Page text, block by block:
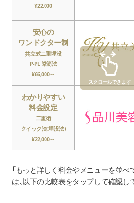
¥22,000
安心の
ワンドクター制
共立式二重埋没
P-PL 挙筋法
¥66,000～
わかりやすい
料金設定
二重術
クイック法(埋没法)
¥22,000～
スクロールできます
「もっと詳しく料金やメニューを並べ
は、以下の比較表をタップして確認し